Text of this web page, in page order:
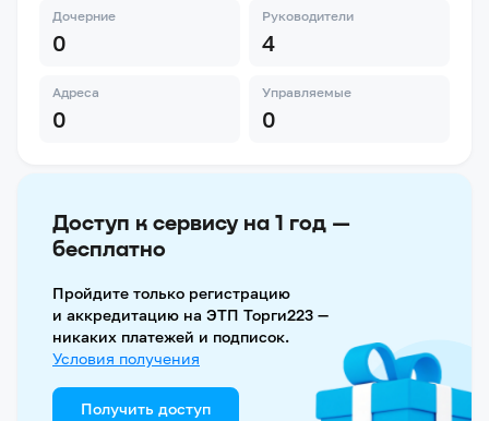
Дочерние
0
Руководители
4
Адреса
0
Управляемые
0
Доступ к сервису на 1 год —
бесплатно
Пройдите только регистрацию
и аккредитацию на ЭТП Торги223 —
никаких платежей и подписок.
Условия получения
Получить доступ